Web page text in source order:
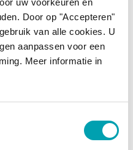
Door op "Accepteren"
van alle cookies. U
aanpassen voor een
Meer informatie in
margarine
tartiner ?